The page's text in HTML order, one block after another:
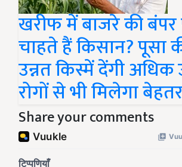
खरीफ में बाजरे की बंपर
चाहते हैं किसान? पूसा
उन्नत किस्में देंगी अधिक
रोगों से भी मिलेगा
Share your comments